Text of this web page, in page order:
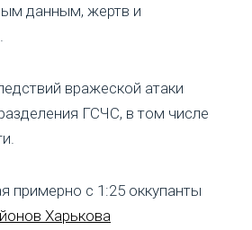
данным, жертв и
вражеской атаки
ГСЧС, в том числе
примерно с 1:25 оккупанты
Харькова